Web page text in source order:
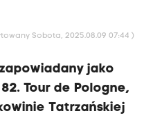
Sobota, 2025.08.09 07:44 )
jako
Tour de Pologne,
Tatrzańskiej